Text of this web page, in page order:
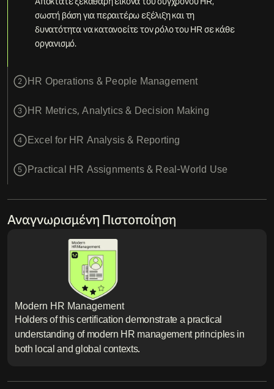
σωστή βάση για περαιτέρω εξέλιξη και τη
δυνατότητα να κατανοείτε τον ρόλο του HR σε κάθε
οργανισμό.
2 HR Operations & People Management
3 HR Metrics, Analytics & Decision Making
4 Excel for HR Analysis & Reporting
5 Practical HR Assignments & Real-World Use
Αναγνωρισμένη Πιστοποίηση
Modern HR Management
Holders of this certification demonstrate a practical
understanding of modern HR management principles in
both local and global contexts.